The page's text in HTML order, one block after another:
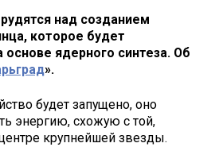
над созданием
которое будет
основе ядерного синтеза. Об
».
будет запущено, оно
энергию, схожую с той,
крупнейшей звезды.